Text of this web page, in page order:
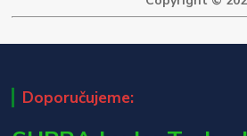
Doporučujeme: